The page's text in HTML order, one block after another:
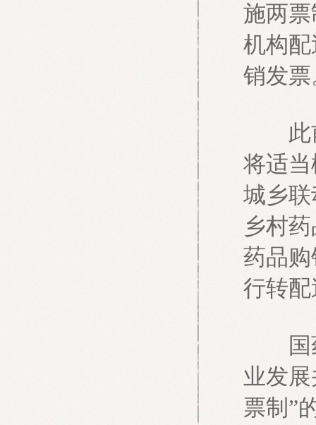
施两
机构
销发票
此前
将适
城乡
乡村
药品
行转
国药
业发
票制”